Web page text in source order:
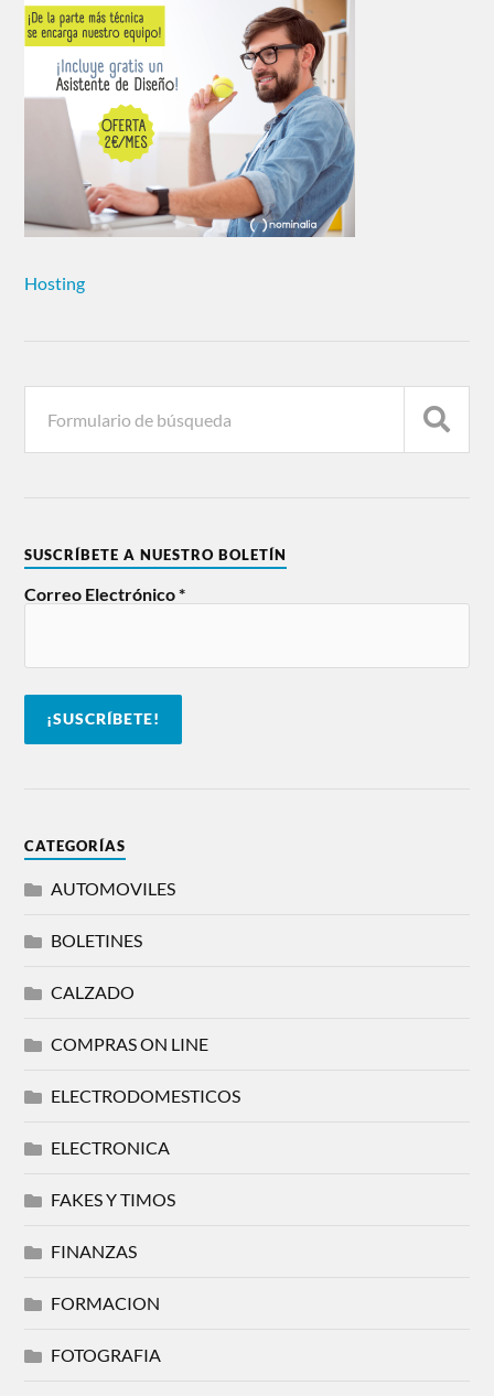
Hosting
SUSCRÍBETE A NUESTRO BOLETÍN
Correo Electrónico*
CATEGORÍAS
AUTOMOVILES
BOLETINES
CALZADO
COMPRAS ON LINE
ELECTRODOMESTICOS
ELECTRONICA
FAKES Y TIMOS
FINANZAS
FORMACION
FOTOGRAFIA